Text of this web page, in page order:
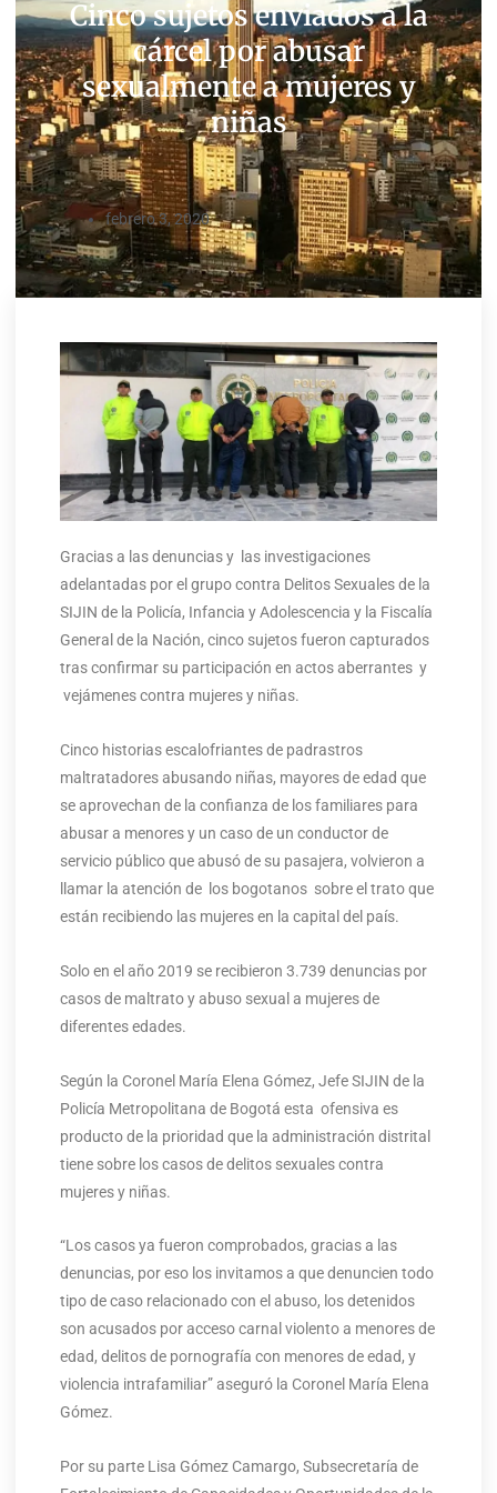
Cinco sujetos enviados a la
cárcel por abusar
sexualmente a mujeres y
niñas
febrero 3, 2020
Gracias a las denuncias y las investigaciones
adelantadas por el grupo contra Delitos Sexuales de la
SIJIN de la Policía, Infancia y Adolescencia y la Fiscalía
General de la Nación, cinco sujetos fueron capturados
tras confirmar su participación en actos aberrantes y
vejámenes contra mujeres y niñas.
Cinco historias escalofriantes de padrastros
maltratadores abusando niñas, mayores de edad que
se aprovechan de la confianza de los familiares para
abusar a menores y un caso de un conductor de
servicio público que abusó de su pasajera, volvieron a
llamar la atención de los bogotanos sobre el trato que
están recibiendo las mujeres en la capital del país.
Solo en el año 2019 se recibieron 3.739 denuncias por
casos de maltrato y abuso sexual a mujeres de
diferentes edades.
Según la Coronel María Elena Gómez, Jefe SIJIN de la
Policía Metropolitana de Bogotá esta ofensiva es
producto de la prioridad que la administración distrital
tiene sobre los casos de delitos sexuales contra
mujeres y niñas.
“Los casos ya fueron comprobados, gracias a las
denuncias, por eso los invitamos a que denuncien todo
tipo de caso relacionado con el abuso, los detenidos
son acusados por acceso carnal violento a menores de
edad, delitos de pornografía con menores de edad, y
violencia intrafamiliar” aseguró la Coronel María Elena
Gómez.
Por su parte Lisa Gómez Camargo, Subsecretaría de